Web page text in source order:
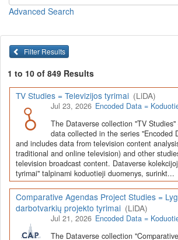
Lietuvos humanitarinių ir socialinių
infrastruktūra, suteikianti prieigą prie daugiau
tyrimų išteklių. Visi duomenų ir tyrimų
lietuvių ir anglų kalbomis pagal tarptautinius
įsikūręsKauno technologijos universiteto
ir archyvavimo (DAtA) centre( data.ktu.edu
Prieigai prie išteklių naudojama ši
visi ištekliai prieinami, nes 2020-2029 m.
senosios infrastruktūros projektas). LiDA
išteklius ir jie publikuojami atskiruose
Apklausų duomenys ,Interviu duomenys,
(įskaitant Istorinę statistiką),Tekstiniai
duomenys(įskaitant Žiniasklaidos tyrimus).
talpinami didelių nacionalinių projektų
duomenys) ir Lietuvos aukštojo mokslo ir
valstybės institucijų deponuoti socialinių ir
duomenų rinkiniai (Kitų institucijų duomenys
Advanced Search
Filter Results
1 to 10 of 849 Results
TV Studies = Televizijos tyrimai (LiDA)
Jul 23, 2026 Encoded Data =
The Dataverse collection "TV
data collected in the series "Encoded
and includes data from television content
traditional and online television) and other
television broadcast content. Dataverse
tyrimai" talpinami koduotieji duomenys, surinkt...
Comparative Agendas Project Studies =
darbotvarkių projekto tyrimai (LiDA)
Jul 21, 2026 Encoded Data =
The Dataverse collection